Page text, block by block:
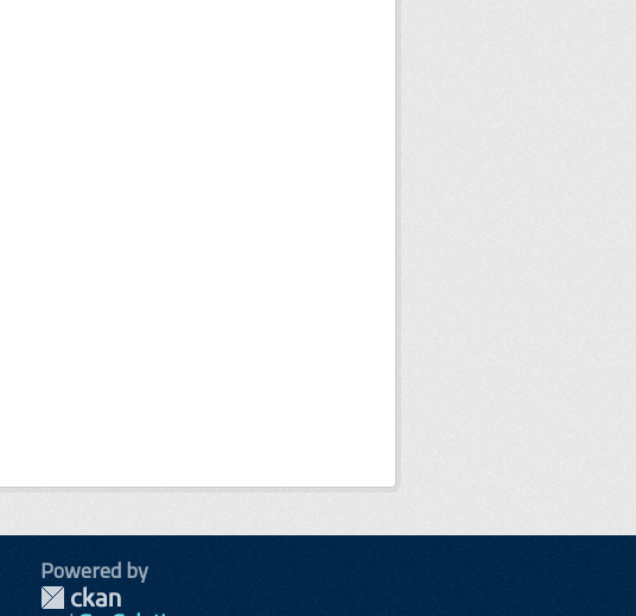
Powered by